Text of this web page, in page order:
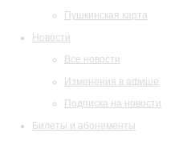
Пушкинская карта
Новости
Все новости
Изменения в афише
Подписка на новости
Билеты и абонементы